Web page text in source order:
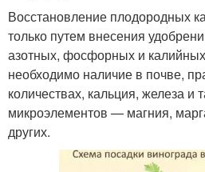
Восстановление плодородных
только путем внесения
азотных, фосфорных и
необходимо наличие в почве,
количествах, кальция, железа и
микроэлементов — магния,
других.